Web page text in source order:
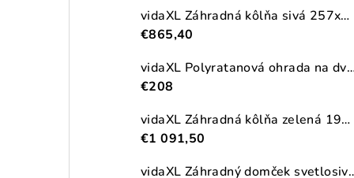
vidaXL Záhradná kôlňa sivá 257x990x181 cm pozinkovaná oceľ
€865,40
vidaXL Polyratanová ohrada na dva
€208
vidaXL Záhradná kôlňa zelená 192x689x223 cm pozinkovaná oceľ
€1 091,50
vidaXL Záhradný